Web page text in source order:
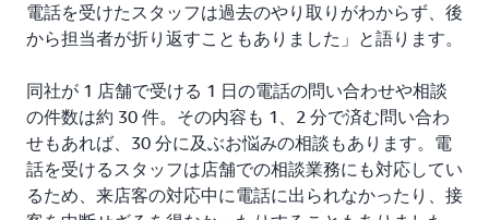
電話を受けたスタッフは過去のやり取りがわからず、後
から担当者が折り返すこともありました」と語ります。
同社が 1 店舗で受ける 1 日の電話の問い合わせや相談
の件数は約 30 件。その内容も 1、2 分で済む問い合わ
せもあれば、30 分に及ぶお悩みの相談もあります。電
話を受けるスタッフは店舗での相談業務にも対応してい
るため、来店客の対応中に電話に出られなかったり、接